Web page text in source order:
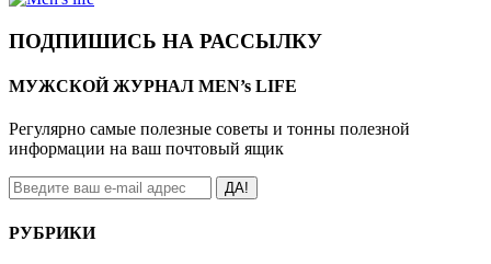
ПОДПИШИСЬ НА РАССЫЛКУ
МУЖСКОЙ ЖУРНАЛ MEN’s LIFE
Регулярно самые полезные советы и тонны полезной
информации на ваш почтовый ящик
ДА!
РУБРИКИ